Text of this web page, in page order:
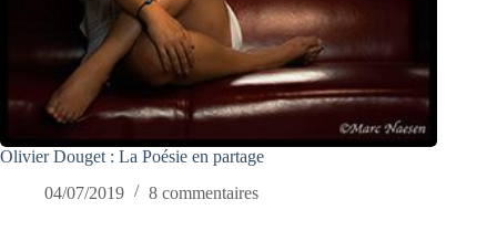
Olivier Douget : La Poésie en partage
04/07/2019
8 commentaires